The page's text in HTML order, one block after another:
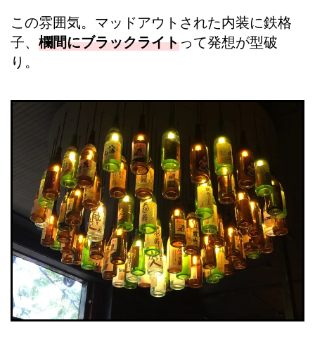
この雰囲気。マッドアウトされた内装に鉄格
子、 欄間にブラックライトって発想が型破
り。